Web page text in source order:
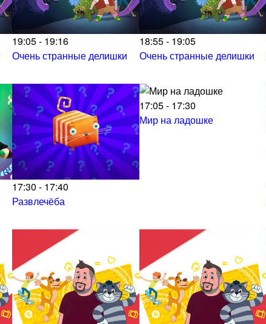
19:05 - 19:16
Очень странные делишки
18:55 - 19:05
Очень странные делишки
17:30 - 17:40
Развлечёба
17:05 - 17:30
Мир на ладошке